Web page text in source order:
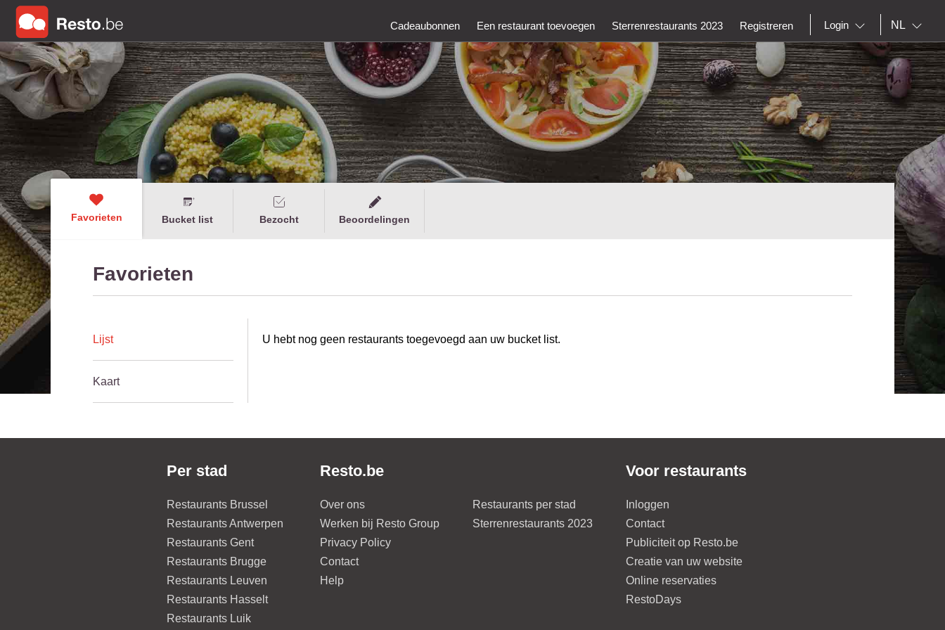
Cadeaubonnen Een restaurant toevoegen Sterrenrestaurants 2023 Registreren Login NL
Favorieten Bucket list Bezocht Beoordelingen
Favorieten
Lijst
Kaart
U hebt nog geen restaurants toegevoegd aan uw bucket list.
Per stad
Restaurants Brussel
Restaurants Antwerpen
Restaurants Gent
Restaurants Brugge
Restaurants Leuven
Restaurants Hasselt
Restaurants Luik
Resto.be
Over ons
Werken bij Resto Group
Privacy Policy
Contact
Help
Restaurants per stad
Sterrenrestaurants 2023
Voor restaurants
Inloggen
Contact
Publiciteit op Resto.be
Creatie van uw website
Online reservaties
RestoDays